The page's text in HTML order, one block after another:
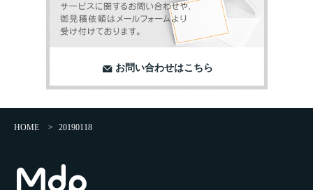
お問い合わせはこちら
HOME > 20190118